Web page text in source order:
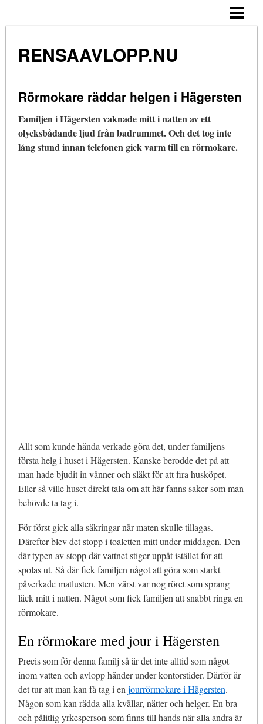
STOPP I BADKARET
BLOGG
RENSAAVLOPP.NU
Rörmokare räddar helgen i Hägersten
Familjen i Hägersten vaknade mitt i natten av ett
olycksbådande ljud från badrummet. Och det tog inte
lång stund innan telefonen gick varm till en rörmokare.
Allt som kunde hända verkade göra det, under familjens
första helg i huset i Hägersten. Kanske berodde det på att
man hade bjudit in vänner och släkt för att fira husköpet.
Eller så ville huset direkt tala om att här fanns saker som man
behövde ta tag i.
För först gick alla säkringar när maten skulle tillagas.
Därefter blev det stopp i toaletten mitt under middagen. Den
där typen av stopp där vattnet stiger uppåt istället för att
spolas ut. Så där fick familjen något att göra som starkt
påverkade matlusten. Men värst var nog röret som sprang
läck mitt i natten. Något som fick familjen att snabbt ringa en
rörmokare.
En rörmokare med jour i Hägersten
Precis som för denna familj så är det inte alltid som något
inom vatten och avlopp händer under kontorstider. Därför är
det tur att man kan få tag i en jourrörmokare i Hägersten.
Någon som kan rädda alla kvällar, nätter och helger. En bra
och pålitlig yrkesperson som finns till hands när alla andra är